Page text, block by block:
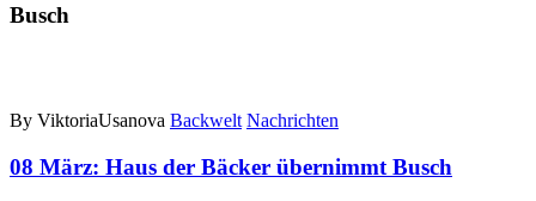
Busch
By ViktoriaUsanova Backwelt Nachrichten
08 März: Haus der Bäcker übernimmt Busch